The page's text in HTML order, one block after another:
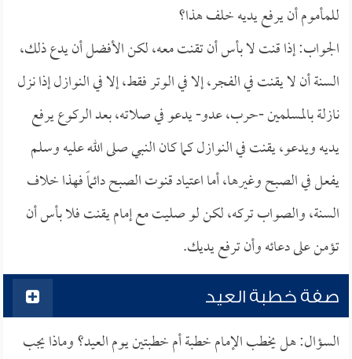
للمأموم أن يرفع يديه خلف هذا؟
الجواب: إذا قنت لا بأس أن تقنت معه، لكن الأفضل أن يدع ذلك،
السنة أن لا يقنت في الفجر، إلا في الوتر فقط، إلا في النوازل إذا نزل
نازلة بالمسلمين -حرب، عدو- يدعو في صلاته، بعد الركوع يرفع
يديه ويدعو، يقنت في النوازل كما كان النبي صلى الله عليه وسلم
يفعل في الصبح وغيرها، أما اعتياد قنوت الصبح دائماً فهذا خلاف
السنة، والصواب تركه، لكن لو صليت مع إمام يقنت فلا بأس أن
تؤمن على دعائه وأن ترفع يديك.
صفة خطبة العيد
السؤال: هل يخطب الإمام خطبة أم خطبتين يوم العيد؟ وماذا يجب